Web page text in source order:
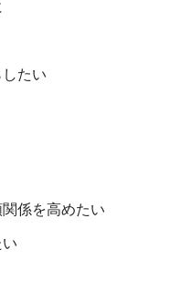
たい
係を高めたい